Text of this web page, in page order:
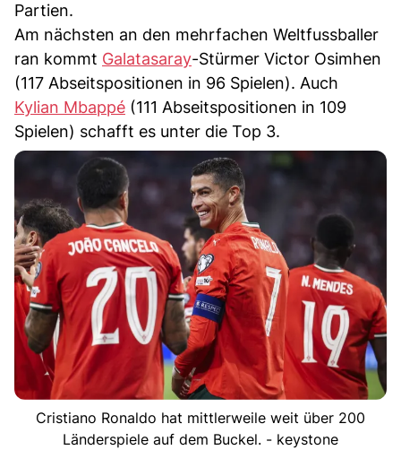
Partien.
Am nächsten an den mehrfachen Weltfussballer
ran kommt Galatasaray-Stürmer Victor Osimhen
(117 Abseitspositionen in 96 Spielen). Auch
Kylian Mbappé (111 Abseitspositionen in 109
Spielen) schafft es unter die Top 3.
Cristiano Ronaldo hat mittlerweile weit über 200
Länderspiele auf dem Buckel. - keystone